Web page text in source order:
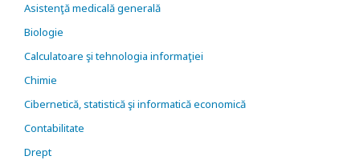
Asistenţă medicală generală
Biologie
Calculatoare şi tehnologia informaţiei
Chimie
Cibernetică, statistică şi informatică economică
Contabilitate
Drept